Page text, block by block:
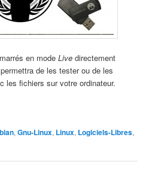
en modeLive directement
de les tester ou de les
les fichiers sur votre ordinateur.
,Gnu-Linux, Linux, Logiciels-Libres,